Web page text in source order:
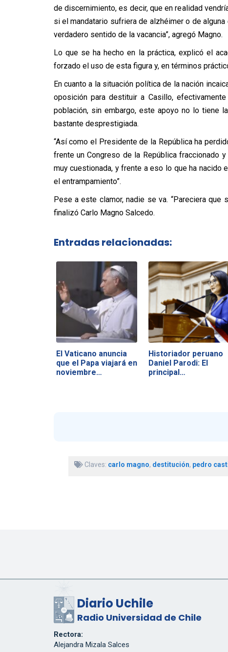
de discernimiento, es decir, que en realidad
si el mandatario sufriera de alzhéimer o de
verdadero sentido de la vacancia”, agregó Magno.
Lo que se ha hecho en la práctica, explicó el
forzado el uso de esta figura y, en términos
En cuanto a la situación política de la nación
oposición para destituir a Casillo,
población, sin embargo, este apoyo no lo tiene
bastante desprestigiada.
“Así como el Presidente de la República ha
frente un Congreso de la República fraccionado
muy cuestionada, y frente a eso lo que ha nacido
el entrampamiento”.
Pese a este clamor, nadie se va. “Pareciera que
finalizó Carlo Magno Salcedo.
Entradas relacionadas:
El Vaticano anuncia
que el Papa viajará en
noviembre…
Historiador peruano
Daniel Parodi: El
principal…
Claves: carlo magno, destitución, pedro
Diario Uchile
Radio Universidad de Chile
Rectora:
Alejandra Mizala Salces